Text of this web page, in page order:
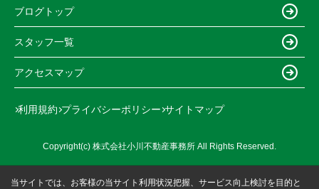
ブログトップ
スタッフ一覧
アクセスマップ
利用規約 プライバシーポリシー サイトマップ
Copyright(c) 株式会社小川不動産事務所 All Rights Reserved.
当サイトでは、お客様の当サイト利用状況把握、サービス向上検討を目的と